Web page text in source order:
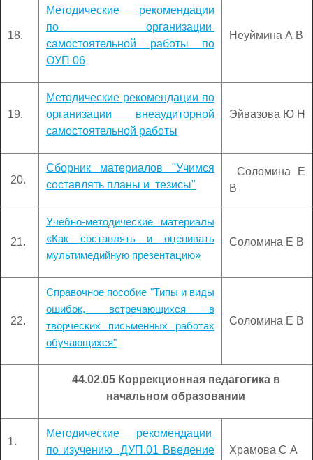
18.
Методические рекомендации
по организации
самостоятельной работы по
ОУП 06
Неуймина А В
19.
Методические рекомендации по
организации внеаудиторной
самостоятельной работы
Эйвазова Ю Н
20.
Сборник материалов "Учимся
составлять планы и тезисы"
Соломина Е
В
21.
Учебно-методические материалы
«Как составлять и оценивать
мультимедийную презентацию»
Соломина Е В
22.
Справочное пособие "Типы и виды
ошибок, встречающихся в
творческих письменных работах
обучающихся"
Соломина Е В
44.02.05 Коррекционная педагогика в
начальном образовании
1.
Методические рекомендации
по изучению ДУП.01 Введение
Храмова С А